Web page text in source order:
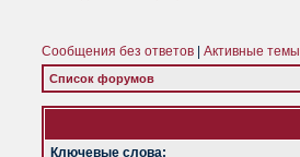
Сообщения без ответов Активные темы
Список форумов
Ключевые слова: